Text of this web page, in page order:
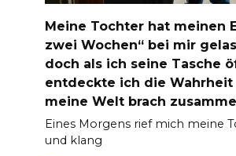
Meine Tochter hat meinen
zwei Wochen“ bei mir
doch als ich seine Tasche
entdeckte ich die
meine Welt brach
Eines Morgens rief mich meine
und klang